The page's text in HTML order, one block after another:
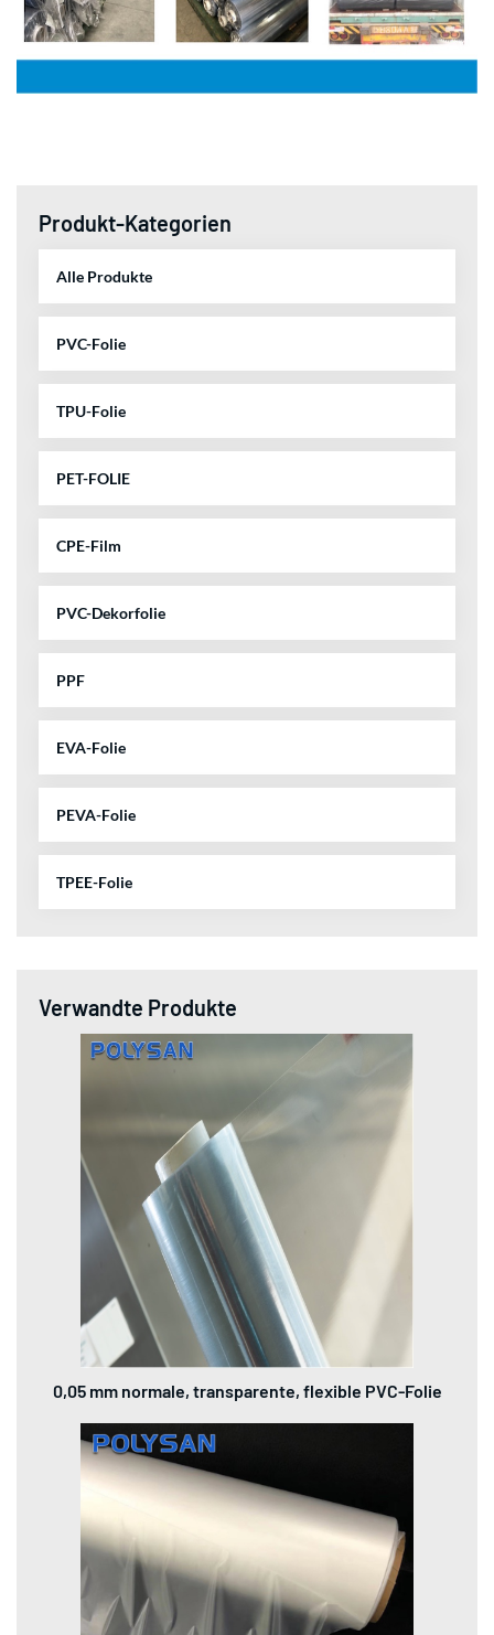
Produkt-Kategorien
Alle Produkte
PVC-Folie
TPU-Folie
PET-FOLIE
CPE-Film
PVC-Dekorfolie
PPF
EVA-Folie
PEVA-Folie
TPEE-Folie
Verwandte Produkte
0,05 mm normale, transparente, flexible PVC-Folie